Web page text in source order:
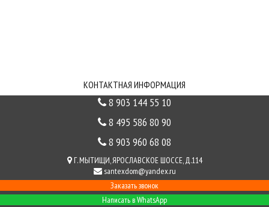
КОНТАКТНАЯ ИНФОРМАЦИЯ
8 903 144 55 10
8 495 586 80 90
8 903 960 68 08
Г. МЫТИЩИ, ЯРОСЛАВСКОЕ ШОССЕ, Д.114
santexdom@yandex.ru
Заказать звонок
Написать в WhatsApp